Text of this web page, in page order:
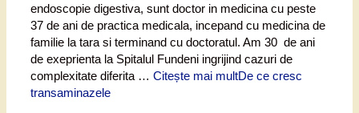
endoscopie digestiva, sunt doctor in medicina cu peste
37 de ani de practica medicala, incepand cu medicina de
familie la tara si terminand cu doctoratul. Am 30 de ani
de exeprienta la Spitalul Fundeni ingrijind cazuri de
complexitate diferita … Citește mai multDe ce cresc
transaminazele